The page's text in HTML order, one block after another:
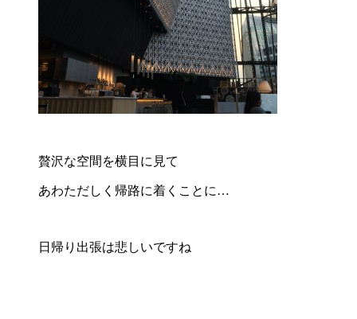
贅沢な空間を横目に見て
あわただしく帰路に着くことに…
日帰り出張は悲しいですね